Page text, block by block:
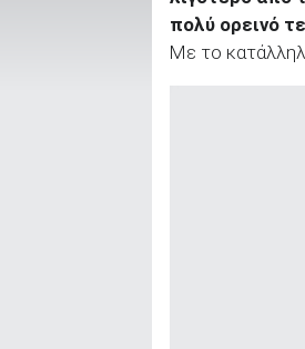
ΑΝΑΖΗΤΗΣΗ
πολύ ορεινό
Με το